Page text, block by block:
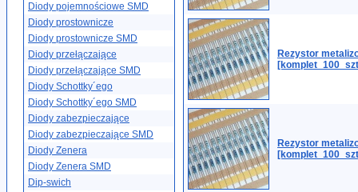
Diody pojemnościowe SMD
Diody prostownicze
Diody prostownicze SMD
Diody przełączające
Diody przełączające SMD
Diody Schottky´ego
Diody Schottky´ego SMD
Diody zabezpieczające
Diody zabezpieczające SMD
Diody Zenera
Diody Zenera SMD
Dip-swich
Rezystor
Rezystor